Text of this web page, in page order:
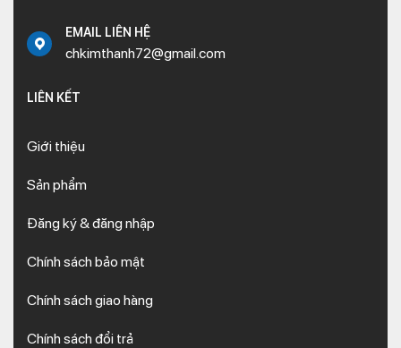
EMAIL LIÊN HỆ
chkimthanh72@gmail.com
LIÊN KẾT
Giới thiệu
Sản phẩm
Đăng ký & đăng nhập
Chính sách bảo mật
Chính sách giao hàng
Chính sách đổi trả